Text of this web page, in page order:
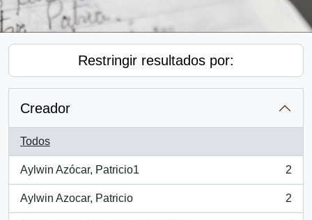
Restringir resultados por:
Creador
Todos
Aylwin Azócar, Patricio1
, 2 resultados
2
Aylwin Azocar, Patricio
, 2 resultados
2